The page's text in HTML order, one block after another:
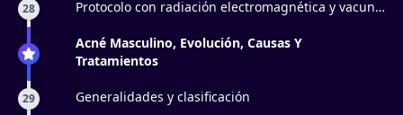
28
Protocolo con radiación electromagnética y vacun
Acné Masculino, Evolución, Causas Y
Tratamientos
29 Generalidades y clasificación